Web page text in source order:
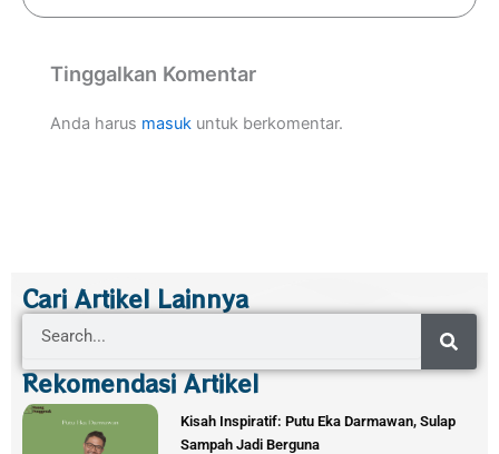
Tinggalkan Komentar
Anda harus masuk untuk berkomentar.
Cari Artikel Lainnya
Rekomendasi Artikel
Kisah Inspiratif: Putu Eka Darmawan, Sulap
Sampah Jadi Berguna